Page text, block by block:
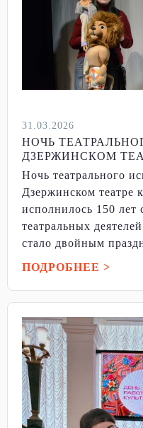
31.03.2026
НОЧЬ
ДЗЕРЖИНСКОМ
Ночь театрального
Дзержинском театре
исполнилось 150 лет
театральных
стало двойным
ПОДРОБНЕЕ >